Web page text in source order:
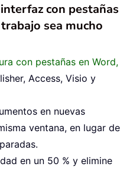
con pestañas
sea mucho
con pestañas en Word,
Access, Visio y
en nuevas
ventana, en lugar de
en un 50 % y elimine